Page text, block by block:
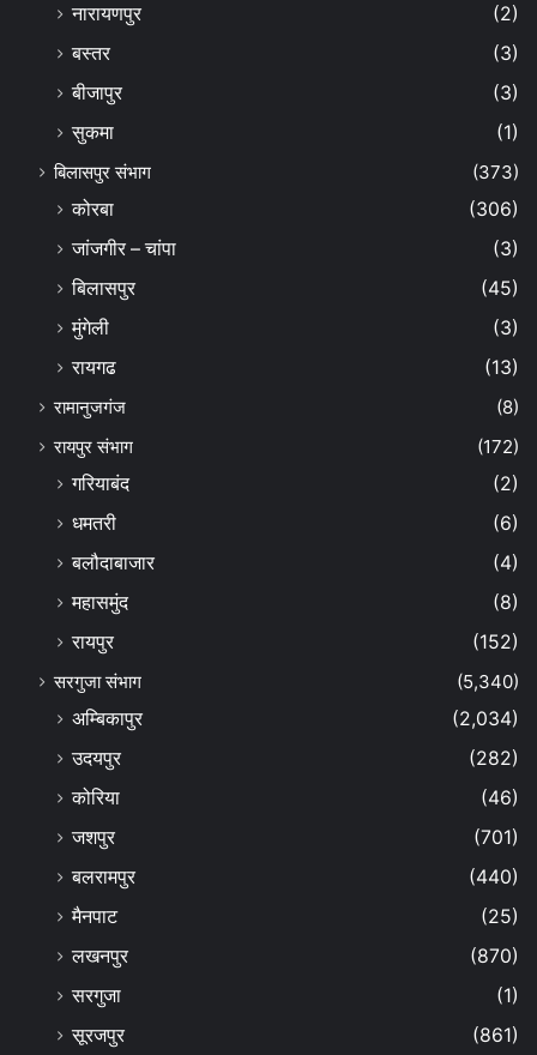
नारायणपुर
(2)
बस्तर
(3)
बीजापुर
(3)
सुकमा
(1)
बिलासपुर संभाग
(373)
कोरबा
(306)
जांजगीर – चांपा
(3)
बिलासपुर
(45)
मुंगेली
(3)
रायगढ
(13)
रामानुजगंज
(8)
रायपुर संभाग
(172)
गरियाबंद
(2)
धमतरी
(6)
बलौदाबाजार
(4)
महासमुंद
(8)
रायपुर
(152)
सरगुजा संभाग
(5,340)
अम्बिकापुर
(2,034)
उदयपुर
(282)
कोरिया
(46)
जशपुर
(701)
बलरामपुर
(440)
मैनपाट
(25)
लखनपुर
(870)
सरगुजा
(1)
सूरजपुर
(861)